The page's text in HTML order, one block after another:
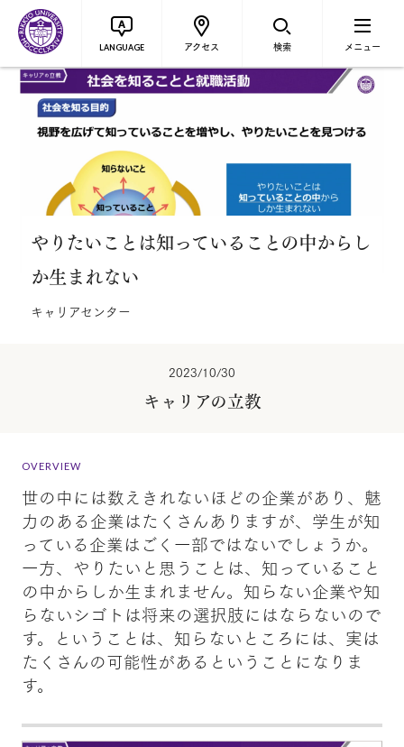
LANGUAGE アクセス 検索 メニュー
やりたいことは知っていることの中からし
か生まれない
キャリアセンター
2023/10/30
キャリアの立教
OVERVIEW
世の中には数えきれないほどの企業があり、魅
力のある企業はたくさんありますが、学生が知
っている企業はごく一部ではないでしょうか。
一方、やりたいと思うことは、知っていること
の中からしか生まれません。知らない企業や知
らないシゴトは将来の選択肢にはならないので
す。ということは、知らないところには、実は
たくさんの可能性があるということになりま
す。